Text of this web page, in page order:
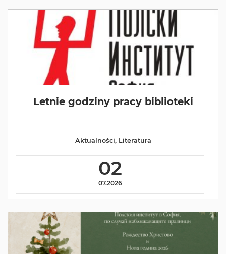
Letnie godziny pracy biblioteki
02
07.2026
Aktualności, Literatura